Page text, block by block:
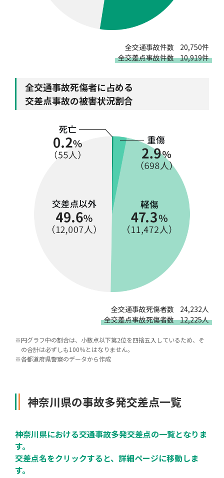
全交通事故件数
20,750件
全交差点事故件数 10,919件
全交通事故死傷者に占める
交差点事故の被害状況割合
全交通事故死傷者数
24,232人
全交差点事故死傷者数 12,225人
※円グラフ中の割合は、小数点以下第2位を四捨五入しているため、そ
の合計は必ずしも100％とはなりません。
※各都道府県警察のデータから作成
神奈川県の事故多発交差点一覧
神奈川県における交通事故多発交差点の一覧となりま
す。
交差点名をクリックすると、詳細ページに移動しま
す。